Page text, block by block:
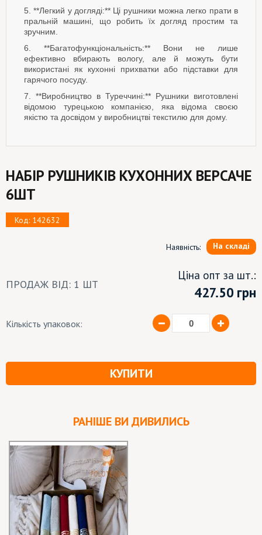
5. **Легкий у догляді:** Ці рушники можна легко прати в
пральній машині, що робить їх догляд простим та
зручним.
6. **Багатофункціональність:** Вони не лише
ефективно вбирають вологу, але й можуть бути
використані як кухонні прихватки або підставки для
гарячого посуду.
7. **Виробництво в Туреччині:** Рушники виготовлені
відомою турецькою компанією, яка відома своєю
якістю та досвідом у виробництві текстилю для дому.
НАБІР РУШНИКІВ КУХОННИХ ВЕРСАЧЕ
6ШТ
Код: 142632
Наявність: На складі
ПРОДАЖ ВІД: 1 ШТ
Ціна опт за шт.:
427.50 грн
Кількість упаковок:
КУПИТИ
РАНІШЕ ВИ ДИВИЛИСЬ